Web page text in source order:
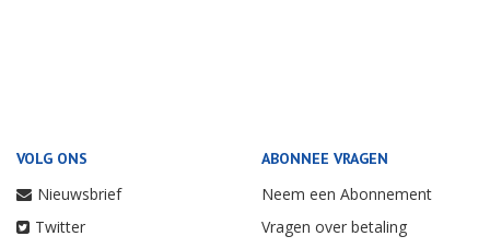
VOLG ONS
Nieuwsbrief
Twitter
ABONNEE VRAGEN
Neem een Abonnement
Vragen over betaling